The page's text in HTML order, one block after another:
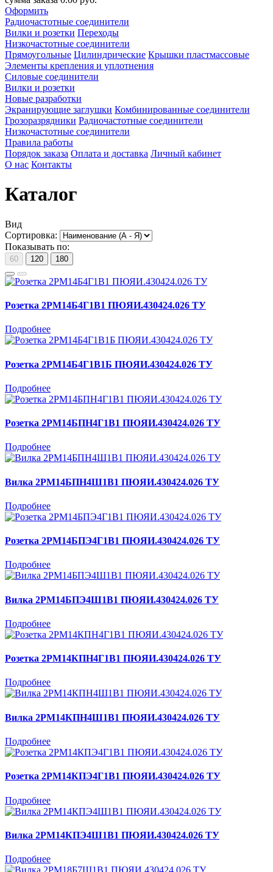
Оформить
Радиочастотные соединители
Вилки и розетки Переходы
Низкочастотные соединители
Прямоугольные Цилиндрические Крышки пластмассовые
Элементы крепления и уплотнения
Силовые соединители
Вилки и розетки
Новые разработки
Экранирующие заглушки Комбинированные соединители
Грозоразрядники Радиочастотные соединители
Низкочастотные соединители
Правила работы
Порядок заказа Оплата и доставка Личный кабинет
О нас Контакты
Каталог
Вид
Сортировка:
Показывать по:
60 120 180
Розетка 2РМ14Б4Г1В1 ПЮЯИ.430424.026 ТУ
Подробнее
Розетка 2РМ14Б4Г1В1Б ПЮЯИ.430424.026 ТУ
Подробнее
Розетка 2РМ14БПН4Г1В1 ПЮЯИ.430424.026 ТУ
Подробнее
Вилка 2РМ14БПН4Ш1В1 ПЮЯИ.430424.026 ТУ
Подробнее
Розетка 2РМ14БПЭ4Г1В1 ПЮЯИ.430424.026 ТУ
Подробнее
Вилка 2РМ14БПЭ4Ш1В1 ПЮЯИ.430424.026 ТУ
Подробнее
Розетка 2РМ14КПН4Г1В1 ПЮЯИ.430424.026 ТУ
Подробнее
Вилка 2РМ14КПН4Ш1В1 ПЮЯИ.430424.026 ТУ
Подробнее
Розетка 2РМ14КПЭ4Г1В1 ПЮЯИ.430424.026 ТУ
Подробнее
Вилка 2РМ14КПЭ4Ш1В1 ПЮЯИ.430424.026 ТУ
Подробнее